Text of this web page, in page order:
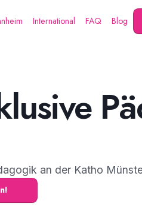
International FAQ Blog
an der Katho